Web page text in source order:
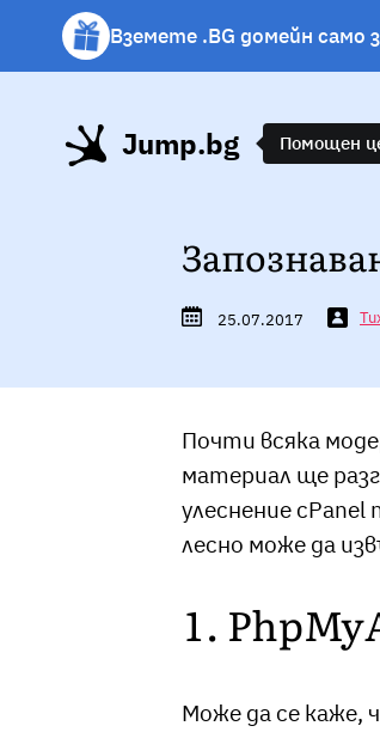
Вземете .BG домейн само
Вземете подарък чаша с
Jump.bg Помощен
25.07.2017
Почти всяка
материал ще
улеснение cPanel
лесно може да
1.
Може да се каже,